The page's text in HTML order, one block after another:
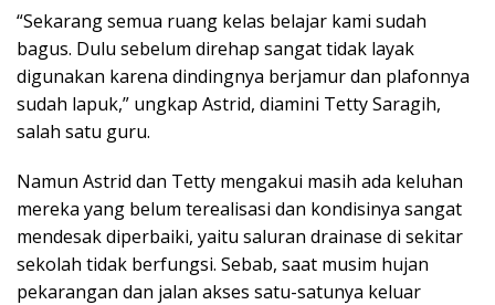
“Sekarang semua ruang kelas belajar kami sudah
bagus. Dulu sebelum direhap sangat tidak layak
digunakan karena dindingnya berjamur dan plafonnya
sudah lapuk,” ungkap Astrid, diamini Tetty Saragih,
salah satu guru.
Namun Astrid dan Tetty mengakui masih ada keluhan
mereka yang belum terealisasi dan kondisinya sangat
mendesak diperbaiki, yaitu saluran drainase di sekitar
sekolah tidak berfungsi. Sebab, saat musim hujan
pekarangan dan jalan akses satu-satunya keluar